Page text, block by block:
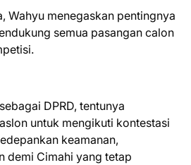
Wahyu menegaskan pentingnya
semua pasangan calon
DPRD, tentunya
untuk mengikuti kontestasi
keamanan,
demi Cimahi yang tetap